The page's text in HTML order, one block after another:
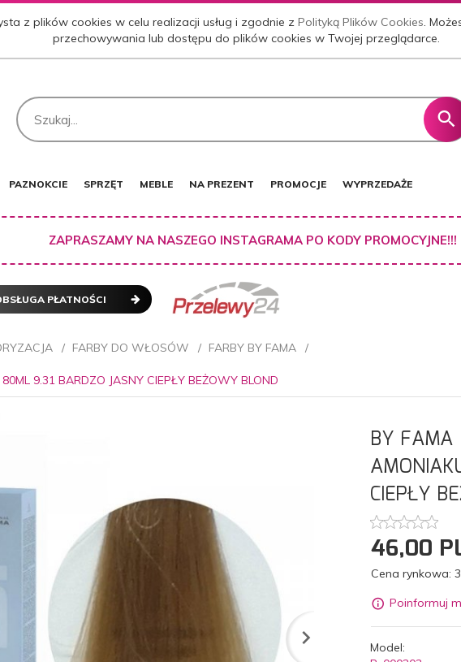
z plików cookies w celu realizacji usług i zgodnie zPolityką Plików Cookies.
przechowywania lub dostępu do plików cookies w Twojej przeglądarce.
PAZNOKCIE SPRZĘT MEBLE NA PREZENT PROMOCJE WYPRZEDAŻE
ZAPRASZAMY NA NASZEGO INSTAGRAMA PO KODY PROMOCYJNE!!!
PŁATNOŚCI
FARBY DO WŁOSÓW FARBY BY FAMA
9.31 BARDZO JASNY CIEPŁY BEŻOWY BLOND
BY FAMA
CIEPŁY
46,00
Cena rynkowa:
Poinformuj
Model: